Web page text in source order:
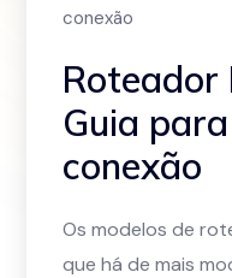
conexão
Roteador
Guia
conexão
Os modelos de
que há de mais